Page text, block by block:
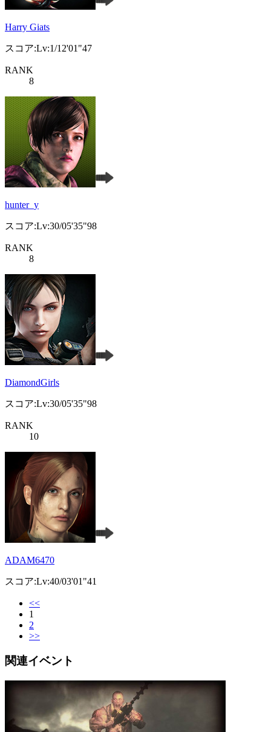
Harry Giats
スコア:Lv:1/12'01"47
RANK
8
hunter_y
スコア:Lv:30/05'35"98
RANK
8
DiamondGirls
スコア:Lv:30/05'35"98
RANK
10
ADAM6470
スコア:Lv:40/03'01"41
<<
1
2
>>
関連イベント